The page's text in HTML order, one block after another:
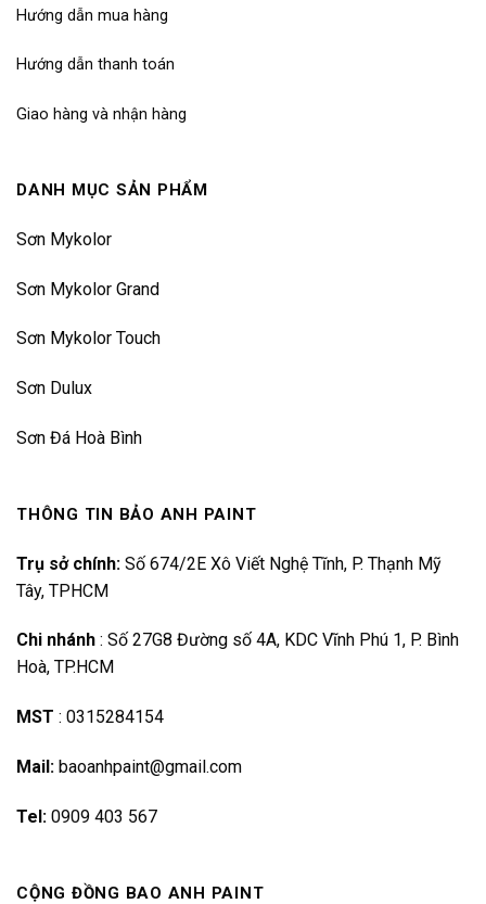
Hướng dẫn mua hàng
Hướng dẫn thanh toán
Giao hàng và nhận hàng
DANH MỤC SẢN PHẨM
Sơn Mykolor
Sơn Mykolor Grand
Sơn Mykolor Touch
Sơn Dulux
Sơn Đá Hoà Bình
THÔNG TIN BẢO ANH PAINT
Trụ sở chính: Số 674/2E Xô Viết Nghệ Tĩnh, P. Thạnh Mỹ
Tây, TPHCM
Chi nhánh : Số 27G8 Đường số 4A, KDC Vĩnh Phú 1, P. Bình
Hoà, TP.HCM
MST : 0315284154
Mail: baoanhpaint@gmail.com
Tel: 0909 403 567
CỘNG ĐỒNG BAO ANH PAINT